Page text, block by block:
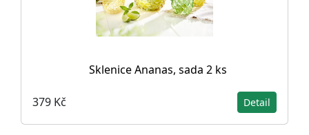
Sklenice Ananas, sada 2 ks
379 Kč Detail